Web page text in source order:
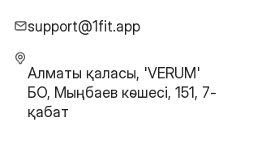
support@1fit.app
Алматы қаласы, 'VERUM'
БО, Мыңбаев көшесі, 151, 7-
қабат